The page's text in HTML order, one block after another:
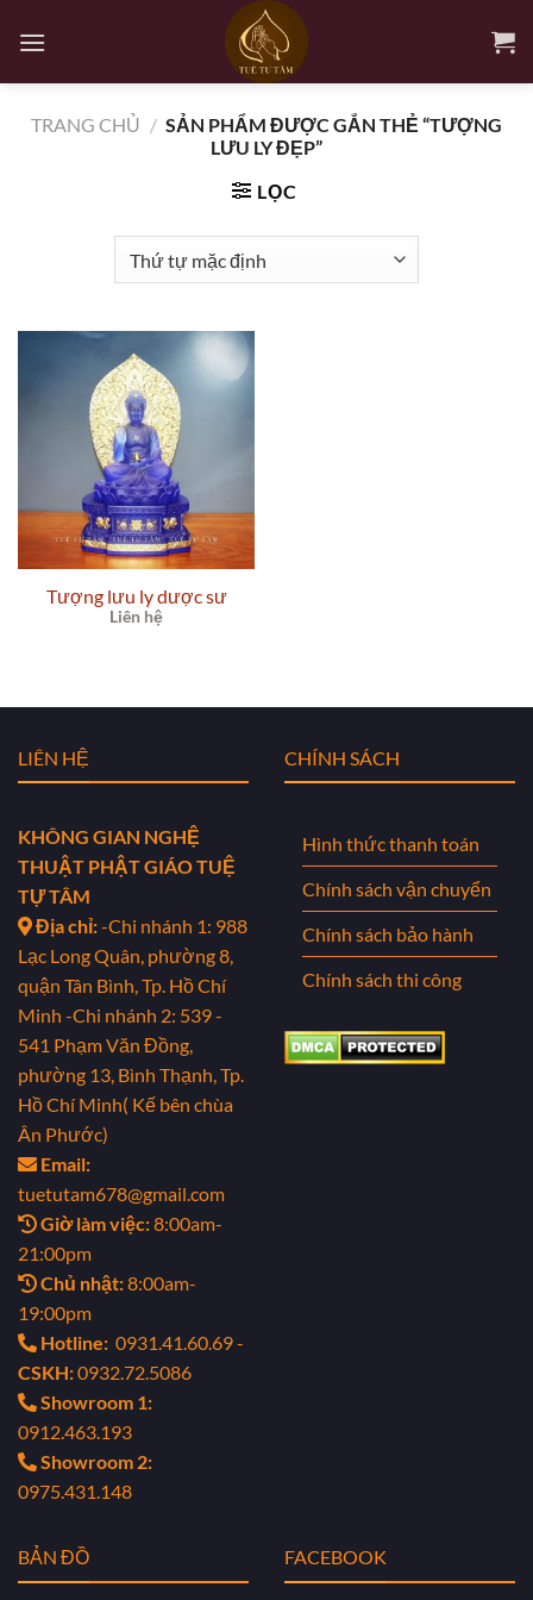
qua
TRANG CHỦ / SẢN PHẨM ĐƯỢC GẮN THẺ “TƯỢNG
LƯU LY ĐẸP”
LỌC
Tượng lưu ly dược sư
Liên hệ
LIÊN HỆ
KHÔNG GIAN NGHỆ
THUẬT PHẬT GIÁO TUỆ
TỰ TÂM
Địa chỉ:-Chi nhánh 1: 988
Lạc Long Quân, phường 8,
quận Tân Bình, Tp. Hồ Chí
Minh -Chi nhánh 2: 539 -
541 Phạm Văn Đồng,
phường 13, Bình Thạnh, Tp.
Hồ Chí Minh( Kế bên chùa
Ân Phước)
Email:
tuetutam678@gmail.com
Giờ làm việc:8:00am-
21:00pm
Chủ nhật:8:00am-
19:00pm
Hotline: 0931.41.60.69 -
CSKH:0932.72.5086
Showroom 1:
0912.463.193
Showroom 2:
0975.431.148
CHÍNH SÁCH
Hình thức thanh toán
Chính sách vận chuyển
Chính sách bảo hành
Chính sách thi công
BẢN ĐỒ FACEBOOK